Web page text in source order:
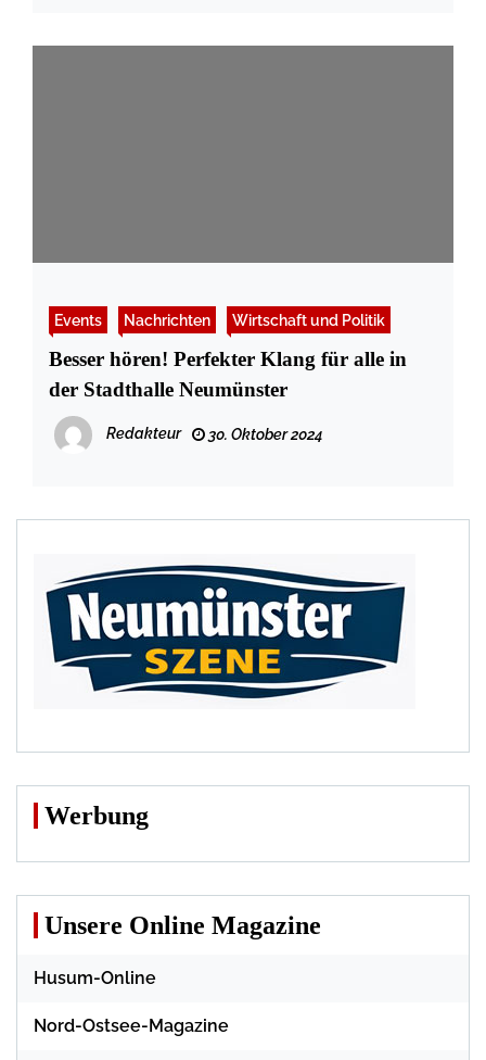
Events Nachrichten Wirtschaft und Politik
Besser hören! Perfekter Klang für alle in
der Stadthalle Neumünster
Redakteur 30. Oktober 2024
Werbung
Unsere Online Magazine
Husum-Online
Nord-Ostsee-Magazine